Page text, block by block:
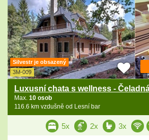
Silvestr je obsazený
3M-009
Luxusní chata s wellness -
Max. 10 osob
116.6 km vzdušně od Lesní bar
5x 2x 3x